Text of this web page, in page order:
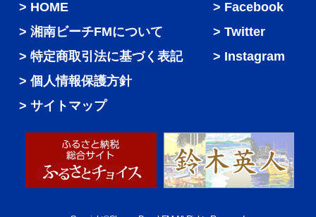
HOME
湘南ビーチFMについて
特定商取引法に基づく表記
個人情報保護方針
サイトマップ
Facebook
Twitter
Instagram